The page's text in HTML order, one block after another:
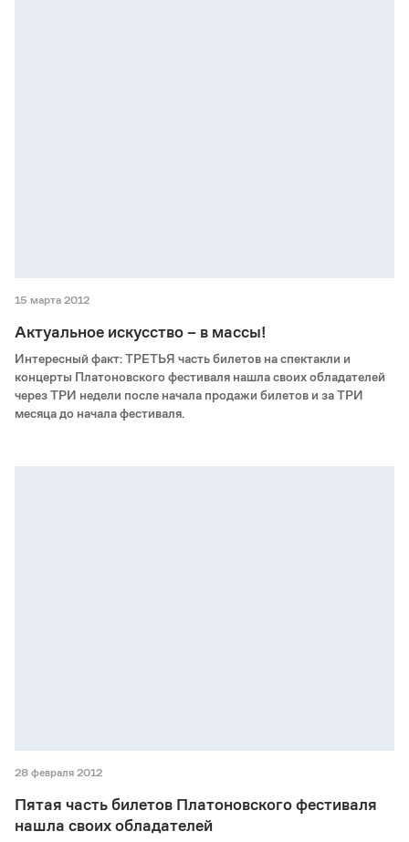
15 марта 2012
Актуальное искусство – в массы!
Интересный факт: ТРЕТЬЯ часть билетов на спектакли и
концерты Платоновского фестиваля нашла своих обладателей
через ТРИ недели после начала продажи билетов и за ТРИ
месяца до начала фестиваля.
28 февраля 2012
Пятая часть билетов Платоновского фестиваля
нашла своих обладателей